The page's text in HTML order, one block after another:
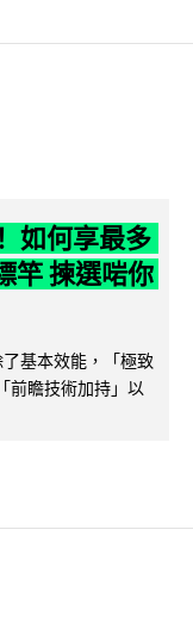
如何享最多
竿 揀選啱你
基本效能，「極致
前瞻技術加持」以